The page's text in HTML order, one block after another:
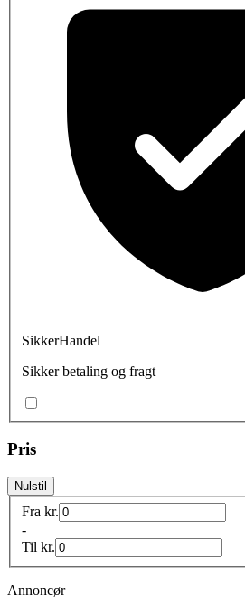
SikkerHandel
Sikker betaling og fragt
Pris
Nulstil
Fra kr.
-
Til kr.
Annoncør